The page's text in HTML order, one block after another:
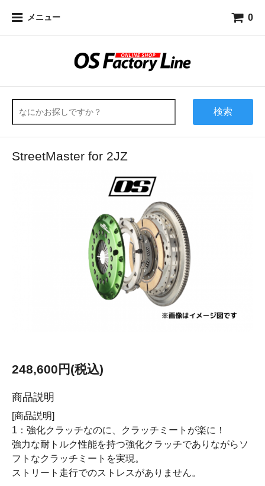
メニュー 0
検索
StreetMaster for 2JZ
248,600円(税込)
商品説明
[商品説明]
1：強化クラッチなのに、クラッチミートが楽に！
強力な耐トルク性能を持つ強化クラッチでありながらソ
フトなクラッチミートを実現。
ストリート走行でのストレスがありません。